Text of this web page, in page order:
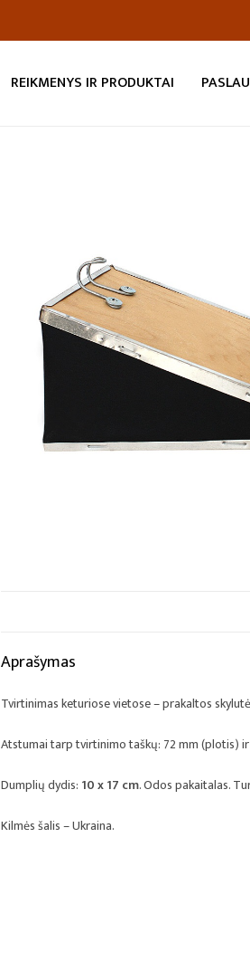
REIKMENYS IR PRODUKTAI
Aprašymas
Tvirtinimas keturiose vietose – prakaltos
Atstumai tarp tvirtinimo taškų: 72 mm (plotis)
Dumplių dydis: 10 x 17 cm. Odos pakaitalas.
Kilmės šalis – Ukraina.